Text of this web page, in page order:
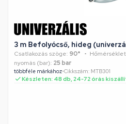
3 m Befolyócső, hideg
Csatlakozás szöge: 90°
nyomás (bar): 25 bar
többféle márkához•Cikkszám: MTB301
Készleten: 48 db, 24-72 órás